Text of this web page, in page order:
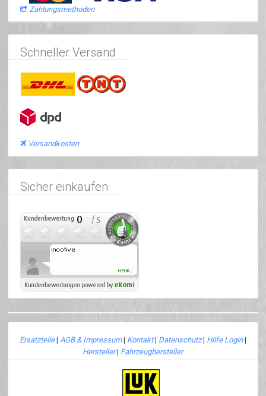
Zahlungsmethoden
Schneller Versand
Versandkosten
Sicher einkaufen
Ersatzteile| AGB & Impressum| Kontakt| Datenschutz| Hilfe Login|
Hersteller| Fahrzeughersteller